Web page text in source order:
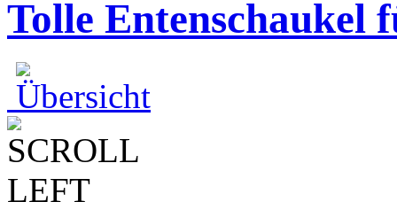
Tolle Entenschaukel